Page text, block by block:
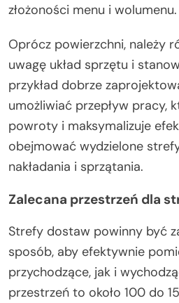
złożoności menu i wolumenu.
Oprócz powierzchni, należy
uwagę układ sprzętu i
przykład dobrze
umożliwiać przepływ pracy,
powroty i maksymalizuje
obejmować wydzielone
nakładania i sprzątania.
Zalecana przestrzeń dla
Strefy dostaw powinny być
sposób, aby efektywnie
przychodzące, jak i
przestrzeń to około 100 do